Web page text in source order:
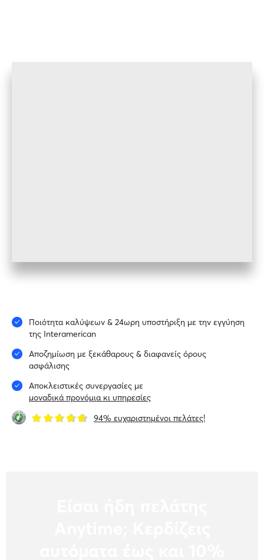
Ποιότητα καλύψεων & 24ωρη υποστήριξη με την εγγύηση
της Interamerican
Αποζημίωση με ξεκάθαρους & διαφανείς όρους
ασφάλισης
Αποκλειστικές συνεργασίες με
μοναδικά προνόμια κι υπηρεσίες
94% ευχαριστημένοι πελάτες!